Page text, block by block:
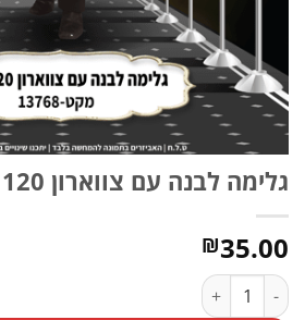
גלימה לבנה עם צווארון 120 ס"מ
₪35.00
כמות של גלימה לבנה עם צווארון 120 ס"מ